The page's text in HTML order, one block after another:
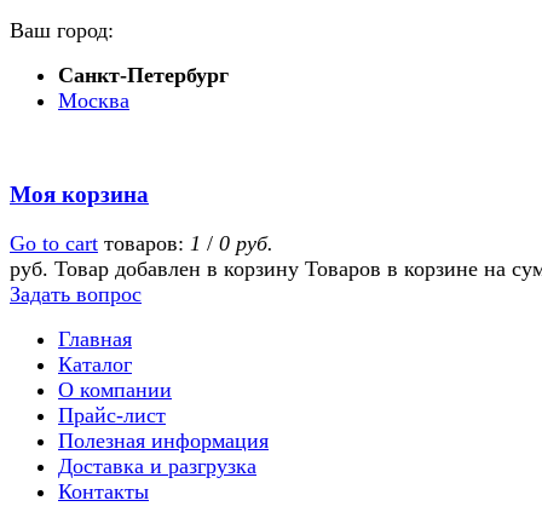
Ваш город:
Санкт-Петербург
Москва
Моя корзина
Go to cart товаров: 1 / 0 руб.
руб. Товар добавлен в корзину Товаров в корзине на
Задать вопрос
Главная
Каталог
О компании
Прайс-лист
Полезная информация
Доставка и разгрузка
Контакты